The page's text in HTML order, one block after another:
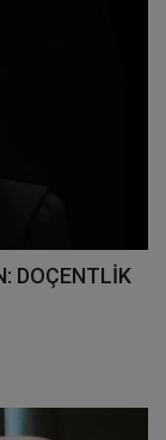
DOÇENTLİK